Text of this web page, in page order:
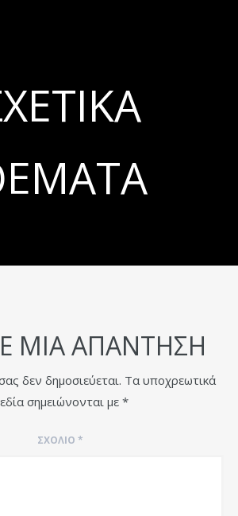
ΜΙΑ ΑΠΆΝΤΗΣΗ
δεν δημοσιεύεται. Τα υποχρεωτικά
σημειώνονται με *
ΣΧΌΛΙΟ *